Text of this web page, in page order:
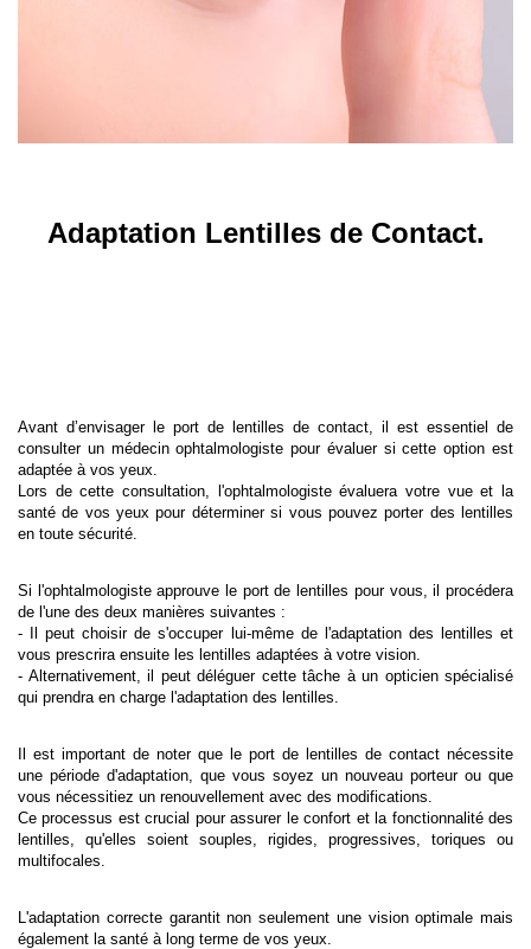
Adaptation Lentilles de Contact.
Avant d’envisager le port de lentilles de contact, il est essentiel de
consulter un médecin ophtalmologiste pour évaluer si cette option est
adaptée à vos yeux.
Lors de cette consultation, l'ophtalmologiste évaluera votre vue et la
santé de vos yeux pour déterminer si vous pouvez porter des lentilles
en toute sécurité.
Si l'ophtalmologiste approuve le port de lentilles pour vous, il procédera
de l'une des deux manières suivantes :
- Il peut choisir de s'occuper lui-même de l'adaptation des lentilles et
vous prescrira ensuite les lentilles adaptées à votre vision.
- Alternativement, il peut déléguer cette tâche à un opticien spécialisé
qui prendra en charge l'adaptation des lentilles.
Il est important de noter que le port de lentilles de contact nécessite
une période d'adaptation, que vous soyez un nouveau porteur ou que
vous nécessitiez un renouvellement avec des modifications.
Ce processus est crucial pour assurer le confort et la fonctionnalité des
lentilles, qu'elles soient souples, rigides, progressives, toriques ou
multifocales.
L'adaptation correcte garantit non seulement une vision optimale mais
également la santé à long terme de vos yeux.